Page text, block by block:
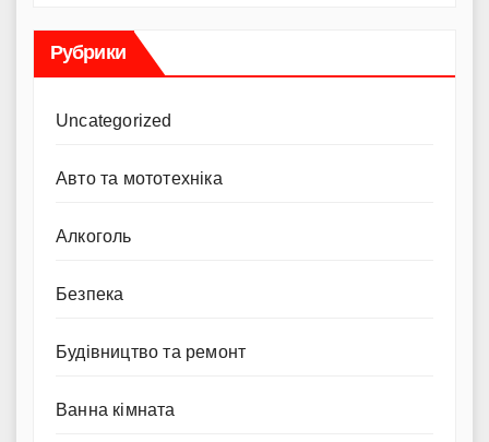
Рубрики
Uncategorized
Авто та мототехніка
Алкоголь
Безпека
Будівництво та ремонт
Ванна кімната